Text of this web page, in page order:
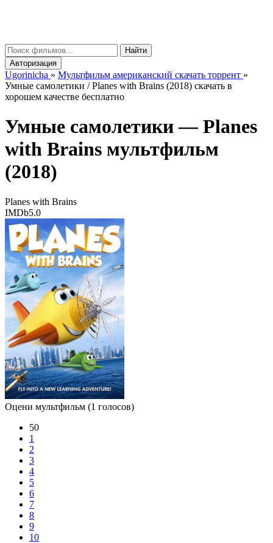
Найти
Авторизация
Ugorinicha » Мультфильм американский скачать торрент »
Умные самолетики / Planes with Brains (2018) скачать в
хорошем качестве бесплатно
Умные самолетики —Planes
with Brains мультфильм
(2018)
Planes with Brains
IMDb5.0
Оцени мультфильм (1 голосов)
50
1
2
3
4
5
6
7
8
9
10